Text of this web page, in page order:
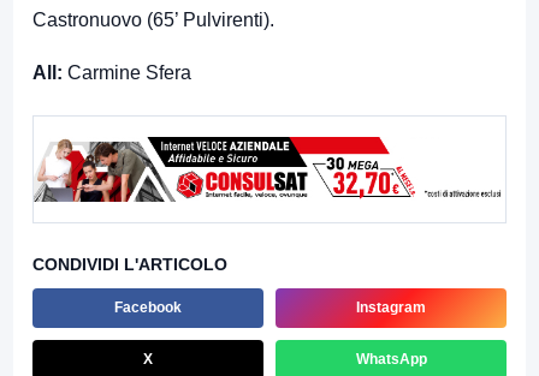
Castronuovo (65’ Pulvirenti).
All: Carmine Sfera
CONDIVIDI L'ARTICOLO
Facebook Instagram
X WhatsApp